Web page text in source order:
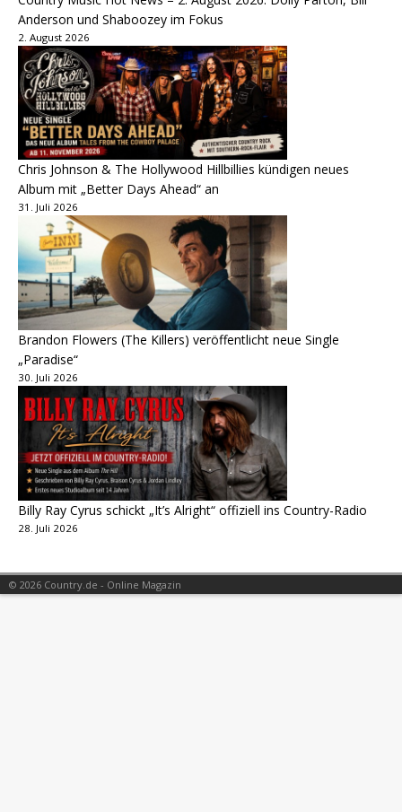
Anderson und Shaboozey im Fokus
2. August 2026
Chris Johnson & The Hollywood Hillbillies kündigen neues
Album mit „Better Days Ahead“ an
31. Juli 2026
Brandon Flowers (The Killers) veröffentlicht neue Single
„Paradise“
30. Juli 2026
Billy Ray Cyrus schickt „It’s Alright“ offiziell ins Country-Radio
28. Juli 2026
© 2026 Country.de - Online Magazin